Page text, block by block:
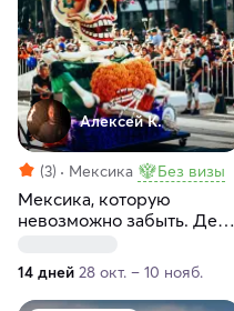
Алексей К.
(3) Мексика Без визы
Мексика, которую
невозможно забыть. День
14 дней 28 окт. – 10 нояб.